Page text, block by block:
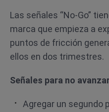
Las señales “No-Go”
marca que empieza a
puntos de fricción
ellos en dos trimestres.
Señales para no
Agregar un segundo